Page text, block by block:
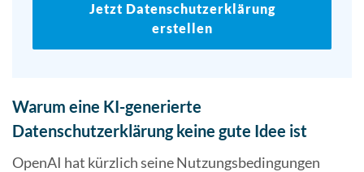
Jetzt Datenschutzerklärung
erstellen
Warum eine KI-generierte
Datenschutzerklärung keine gute Idee ist
OpenAI hat kürzlich seine Nutzungsbedingungen